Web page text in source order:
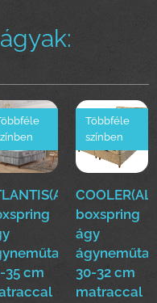
35 cm
boxspring
ágy
30-32 cm
matraccal
Többféle
színben